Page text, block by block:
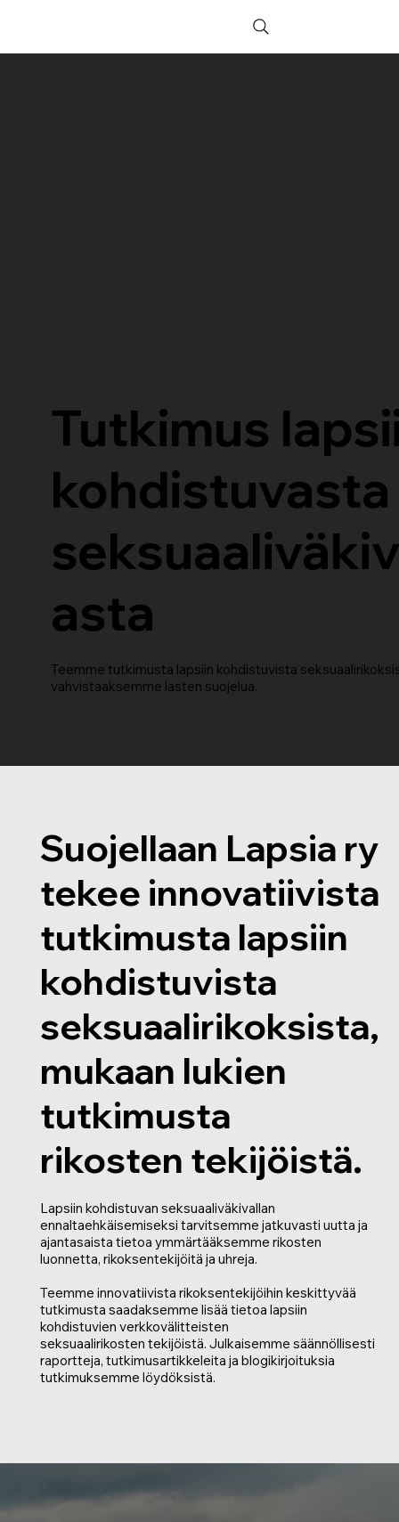
Tutkimus
kohdistuvasta
asta
Teemme tutkimusta lapsiin kohdistuvista
vahvistaaksemme lasten suojelua.
Suojellaan Lapsia ry
tekee innovatiivista
tutkimusta lapsiin
kohdistuvista
seksuaalirikoksista,
mukaan lukien
tutkimusta
rikosten tekijöistä.
Lapsiin kohdistuvan seksuaaliväkivallan
ennaltaehkäisemiseksi tarvitsemme jatkuvasti uutta ja
ajantasaista tietoa ymmärtääksemme rikosten
luonnetta, rikoksentekijöitä ja uhreja.
Teemme innovatiivista rikoksentekijöihin keskittyvää
tutkimusta saadaksemme lisää tietoa lapsiin
kohdistuvien verkkovälitteisten
seksuaalirikosten tekijöistä. Julkaisemme säännöllisesti
raportteja, tutkimusartikkeleita ja blogikirjoituksia
tutkimuksemme löydöksistä.